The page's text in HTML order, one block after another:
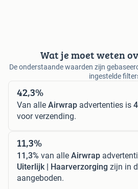
Wat je moet weten
De onderstaande waarden zijn
ingestelde
42,3%
Van alle Airwrap advertenties is
voor verzending.
11,3%
11,3% van alle Airwrap
Uiterlijk | Haarverzorging zijn in
aangeboden.